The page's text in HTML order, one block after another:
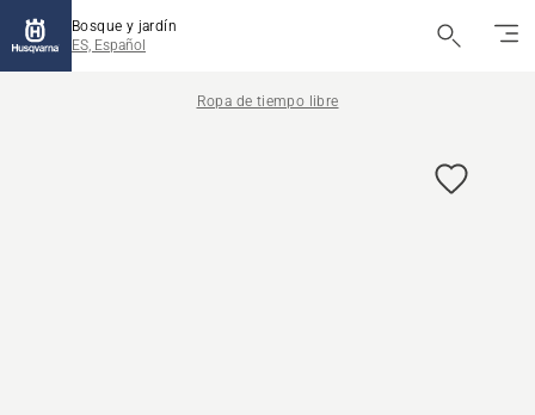
Bosque y jardín
ES, Español
Ropa de tiempo libre